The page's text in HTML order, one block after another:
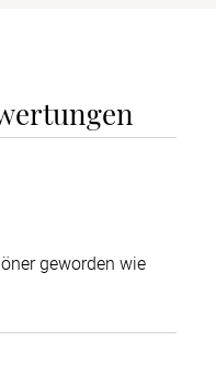
geworden wie